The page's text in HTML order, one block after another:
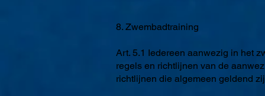
8. Zwembadtraining
Art. 5.1 Iedereen aanwezig in het
regels en richtlijnen van de
richtlijnen die algemeen geldend